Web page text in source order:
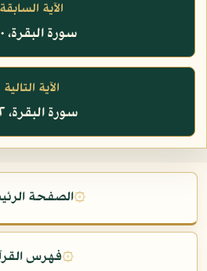
الآية السابقة
سورة البقرة، ٢٥٠
الآية التالية
سورة البقرة، ٢٥٢
۞الصفحة
۞فهرس